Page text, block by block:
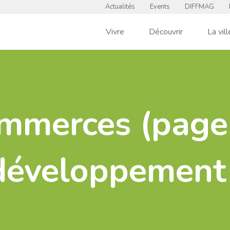
Actualités Events DIFFMAG
Vivre Découvrir La